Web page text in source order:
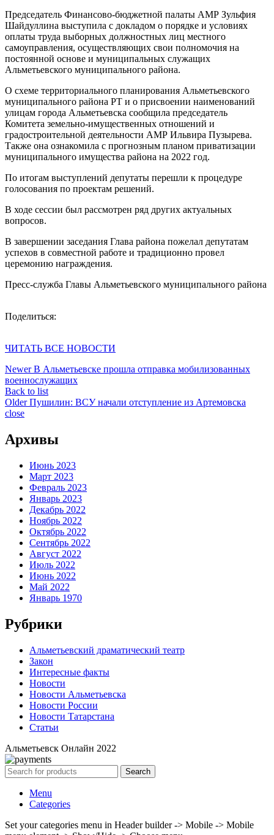
Председатель Финансово-бюджетной палаты АМР Зульфия
Шайдуллина выступила с докладом о порядке и условиях
оплаты труда выборных должностных лиц местного
самоуправления, осуществляющих свои полномочия на
постоянной основе и муниципальных служащих
Альметьевского муниципального района.
О схеме территориального планирования Альметьевского
муниципального района РТ и о присвоении наименований
улицам города Альметьевска сообщила председатель
Комитета земельно-имущественных отношений и
градостроительной деятельности АМР Ильвира Пузырева.
Также она ознакомила с прогнозным планом приватизации
муниципального имущества района на 2022 год.
По итогам выступлений депутаты перешли к процедуре
голосования по проектам решений.
В ходе сессии был рассмотрен ряд других актуальных
вопросов.
В завершении заседания Глава района пожелал депутатам
успехов в совместной работе и традиционно провел
церемонию награждения.
Пресс-служба Главы Альметьевского муниципального района
Поделиться:
ЧИТАТЬ ВСЕ НОВОСТИ
Newer В Альметьевске прошла отправка мобилизованных
военнослужащих
Back to list
Older Пушилин: ВСУ начали отступление из Артемовска
close
Архивы
Июнь 2023
Март 2023
Февраль 2023
Январь 2023
Декабрь 2022
Ноябрь 2022
Октябрь 2022
Сентябрь 2022
Август 2022
Июль 2022
Июнь 2022
Май 2022
Январь 1970
Рубрики
Альметьевский драматический театр
Закон
Интересные факты
Новости
Новости Альметьевска
Новости России
Новости Татарстана
Статьи
Альметьевск Онлайн 2022
Search
Menu
Categories
Set your categories menu in Header builder -> Mobile -> Mobile